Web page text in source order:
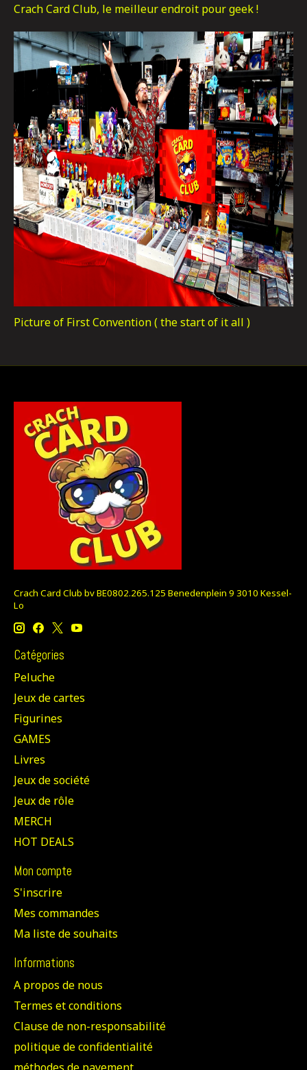
Crach Card Club, le meilleur endroit pour geek !
Picture of First Convention ( the start of it all )
Crach Card Club bv BE0802.265.125 Benedenplein 9 3010 Kessel-
Lo
Catégories
Peluche
Jeux de cartes
Figurines
GAMES
Livres
Jeux de société
Jeux de rôle
MERCH
HOT DEALS
Mon compte
S'inscrire
Mes commandes
Ma liste de souhaits
Informations
A propos de nous
Termes et conditions
Clause de non-responsabilité
politique de confidentialité